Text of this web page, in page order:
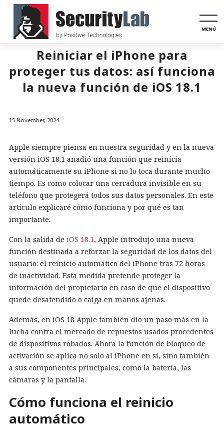
MENÚ
Reiniciar el iPhone para
proteger tus datos: así funciona
la nueva función de iOS 18.1
15 November, 2024
Apple siempre piensa en nuestra seguridad y en la nueva
versión iOS 18.1 añadió una función que reinicia
automáticamente su iPhone si no lo toca durante mucho
tiempo. Es como colocar una cerradura invisible en su
teléfono que protegerá todos sus datos personales. En este
artículo explicaré cómo funciona y por qué es tan
importante.
Con la salida de iOS 18.1, Apple introdujo una nueva
función destinada a reforzar la seguridad de los datos del
usuario: el reinicio automático del iPhone tras 72 horas
de inactividad. Esta medida pretende proteger la
información del propietario en caso de que el dispositivo
quede desatendido o caiga en manos ajenas.
Además, en iOS 18 Apple también dio un paso más en la
lucha contra el mercado de repuestos usados procedentes
de dispositivos robados. Ahora la función de bloqueo de
activación se aplica no solo al iPhone en sí, sino también
a sus componentes principales, como la batería, las
cámaras y la pantalla.
Cómo funciona el reinicio
automático